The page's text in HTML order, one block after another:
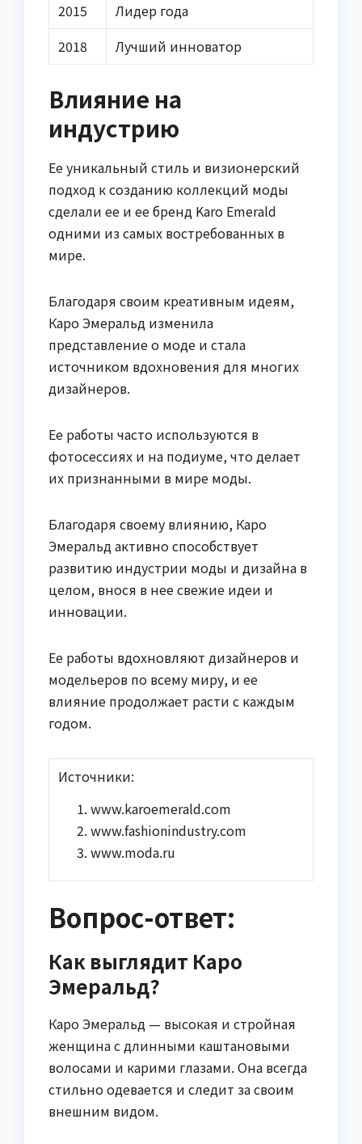
2015
Лидер года
2018
Лучший инноватор
Влияние на
индустрию
Ее уникальный стиль и визионерский
подход к созданию коллекций моды
сделали ее и ее бренд Karo Emerald
одними из самых востребованных в
мире.
Благодаря своим креативным идеям,
Каро Эмеральд изменила
представление о моде и стала
источником вдохновения для многих
дизайнеров.
Ее работы часто используются в
фотосессиях и на подиуме, что делает
их признанными в мире моды.
Благодаря своему влиянию, Каро
Эмеральд активно способствует
развитию индустрии моды и дизайна в
целом, внося в нее свежие идеи и
инновации.
Ее работы вдохновляют дизайнеров и
модельеров по всему миру, и ее
влияние продолжает расти с каждым
годом.
Источники:
www.karoemerald.com
www.fashionindustry.com
www.moda.ru
Вопрос-ответ:
Как выглядит Каро
Эмеральд?
Каро Эмеральд — высокая и стройная
женщина с длинными каштановыми
волосами и карими глазами. Она всегда
стильно одевается и следит за своим
внешним видом.